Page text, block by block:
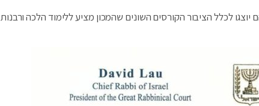
יוצגו לכלל הציבור הקורסים השונים שהמכון מציע ללימוד הלכה ורבנות